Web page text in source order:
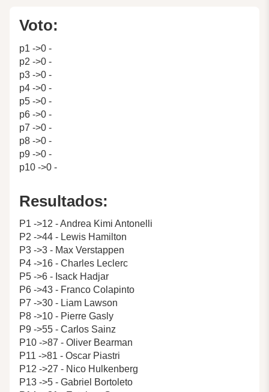
Voto:
p1 ->0 -
p2 ->0 -
p3 ->0 -
p4 ->0 -
p5 ->0 -
p6 ->0 -
p7 ->0 -
p8 ->0 -
p9 ->0 -
p10 ->0 -
Resultados:
P1 ->12 - Andrea Kimi Antonelli
P2 ->44 - Lewis Hamilton
P3 ->3 - Max Verstappen
P4 ->16 - Charles Leclerc
P5 ->6 - Isack Hadjar
P6 ->43 - Franco Colapinto
P7 ->30 - Liam Lawson
P8 ->10 - Pierre Gasly
P9 ->55 - Carlos Sainz
P10 ->87 - Oliver Bearman
P11 ->81 - Oscar Piastri
P12 ->27 - Nico Hulkenberg
P13 ->5 - Gabriel Bortoleto